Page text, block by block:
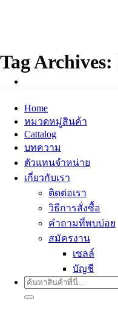
Home
หมวดหมู่สินค้า
Cattalog
บทความ
ตัวแทนจำหน่าย
เกี่ยวกับเรา
ติดต่อเรา
วิธีการสั่งซื้อ
คำถามที่พบบ่อย
สมัครงาน
เซลล์
บัญชี
ค้นหา:
Tag Archives: